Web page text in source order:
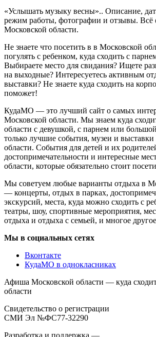
«Услышать музыку весны».. Описание,
режим работы, фотографии и отзывы. Всё
Московской области.
Не знаете что посетить в в Московской
погулять с ребенком, куда сходить с
Выбираете место для свидания? Ищете
на выходные? Интересуетесь активным
выставки? Не знаете куда сходить на
поможет!
КудаМО — это лучший сайт о самых
Московской области. Мы знаем куда
области с девушкой, с парнем или
только лучшие события, музеи и
области. События для детей и их
достопримечательности и интересные
области, которые обязательно стоит
Мы советуем любые варианты отдыха в
— концерты, отдых в парках,
экскурсий, места, куда можно сходить с
театры, шоу, спортивные мероприятия,
отдыха и отдыха с семьей, и многое
Мы в социальных сетях
Вконтакте
КудаМО в однокласниках
Афиша Московской области — куда
области
Свидетельство о регистрации
СМИ Эл №ФС77-32290